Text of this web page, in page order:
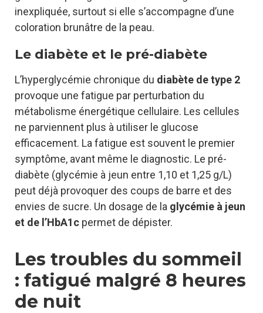
inexpliquée, surtout si elle s’accompagne d’une
coloration brunâtre de la peau.
Le diabète et le pré-diabète
L’hyperglycémie chronique du diabète de type 2
provoque une fatigue par perturbation du
métabolisme énergétique cellulaire. Les cellules
ne parviennent plus à utiliser le glucose
efficacement. La fatigue est souvent le premier
symptôme, avant même le diagnostic. Le pré-
diabète (glycémie à jeun entre 1,10 et 1,25 g/L)
peut déjà provoquer des coups de barre et des
envies de sucre. Un dosage de la glycémie à jeun
et de l’HbA1c permet de dépister.
Les troubles du sommeil
: fatigué malgré 8 heures
de nuit